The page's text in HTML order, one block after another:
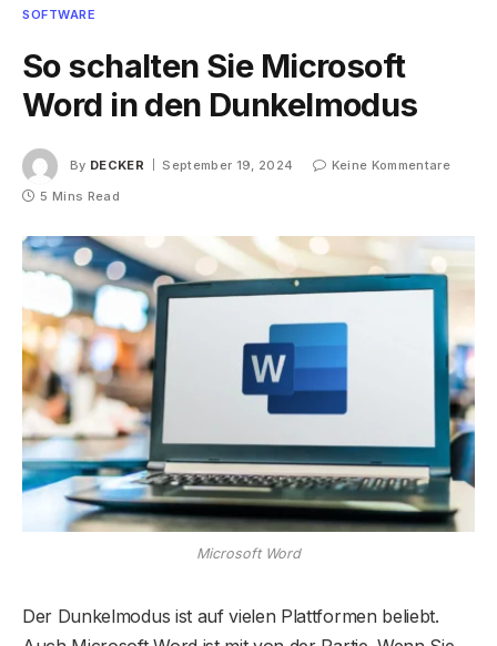
SOFTWARE
So schalten Sie Microsoft
Word in den Dunkelmodus
By DECKER September 19, 2024
Keine Kommentare
5 Mins Read
Microsoft Word
Der Dunkelmodus ist auf vielen Plattformen beliebt.